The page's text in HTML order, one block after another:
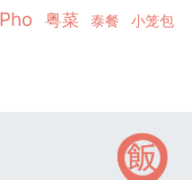
Pho 粤菜 泰餐
小笼包